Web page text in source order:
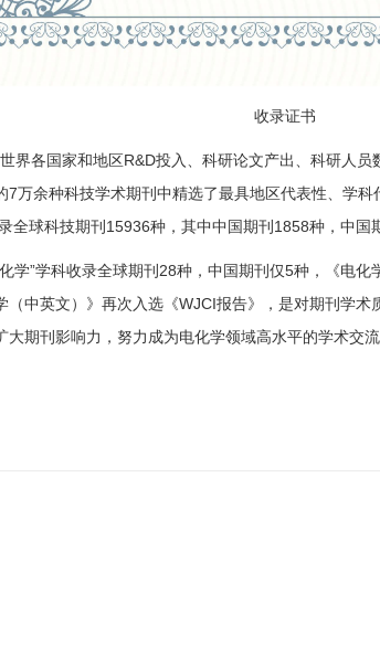
收录证书
界各国家和地区R&D投入、科研论文产出、科研人
7万余种科技学术期刊中精选了最具地区代表性、学科
全球科技期刊15936种，其中中国期刊1858种，中国
学”学科收录全球期刊28种，中国期刊仅5种， 《电
（中英文）》再次入选《WJCI报告》，是对期刊学术
大期刊影响力，努力成为电化学领域高水平的学术交